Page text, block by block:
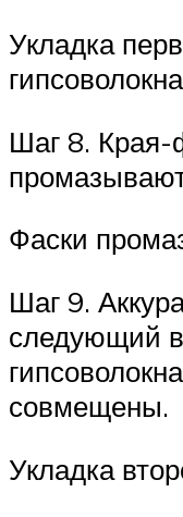
Укладка
гипсоволокна
Шаг 8. Края-
Фаски
Шаг 9.
следующий
совмещены.
Укладка